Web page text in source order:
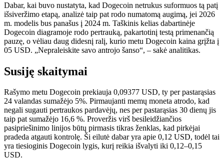
Dabar, kai buvo nustatyta, kad Dogecoin netrukus suformuos tą patį
išsiveržimo etapą, analizė taip pat rodo numatomą augimą, jei 2026
m. modelis bus panašus į 2024 m. Taškinis kelias dabartinėje
Dogecoin diagramoje rodo pertrauką, pakartotinį testą primenančią
pauzę, o vėliau daug didesnį ralį, kurio metu Dogecoin kaina grįžta į
05 USD. „Nepraleiskite savo antrojo šanso“, – sakė analitikas.
Susiję skaitymai
Rašymo metu Dogecoin prekiauja 0,09377 USD, ty per pastarąsias
24 valandas sumažėjo 5%. Pirmaujanti memų moneta atrodo, kad
negali sugauti pertraukos pardavėjų, nes per pastarąsias 30 dienų jis
taip pat sumažėjo 16,6 %. Proveržis virš besileidžiančios
pasipriešinimo linijos būtų pirmasis tikras ženklas, kad pirkėjai
pradeda atgauti kontrolę. Ši eilutė dabar yra apie 0,12 USD, todėl tai
yra tiesioginis Dogecoin lygis, kurį reikia išvalyti iki 0,12–0,15
USD.